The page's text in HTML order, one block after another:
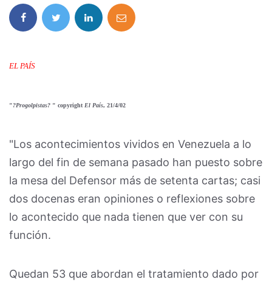
EL PAÍS
"?Progolpistas? " copyright El País, 21/4/02
"Los acontecimientos vividos en Venezuela a lo
largo del fin de semana pasado han puesto sobre
la mesa del Defensor más de setenta cartas; casi
dos docenas eran opiniones o reflexiones sobre
lo acontecido que nada tienen que ver con su
función.
Quedan 53 que abordan el tratamiento dado por